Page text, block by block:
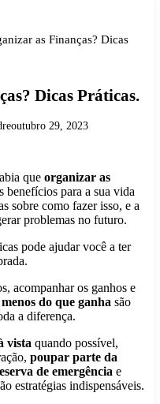
as Finanças? Dicas
Dicas Práticas.
outubro 29, 2023
que organizar as
benefícios para a sua vida
sobre como fazer isso, e a
problemas no futuro.
pode ajudar você a ter
acompanhar os ganhos e
do que ganha são
a diferença.
vista quando possível,
poupar parte da
de emergência e
estratégias indispensáveis.